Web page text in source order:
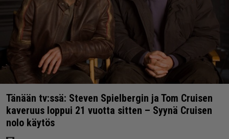
Tänään tv:ssä: Steven Spielbergin ja Tom Cruisen
kaveruus loppui 21 vuotta sitten – Syynä Cruisen
nolo käytös